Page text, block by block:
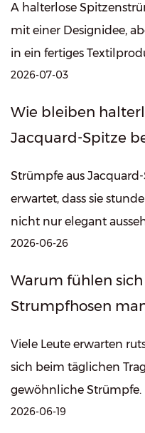
A halterlose Spitzenstrümpfe Der Auftrag beginnt oft
mit einer Designidee,
in ein fertiges
2026-07-03
Wie bleiben
Jacquard-Spitze
Strümpfe aus Jacquard-Spitze Von
erwartet, dass sie
nicht nur elegant
oft zuerst auffallen,
2026-06-26
Warum fühlen
Strumpfhosen
Viele Leute erwarten rutschfeste Strumpfhose dass sie
sich beim täglichen
gewöhnliche Strümpfe. Nach einigen Stunden
bemerken einige
2026-06-19